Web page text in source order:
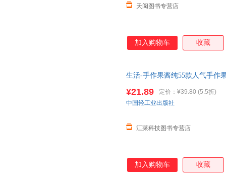
天阅图书专营店
加入购物车 收藏
生活-手作果酱纯55款人气手作
¥21.89 定价： ¥39.80 (5.5折)
江莱科技图书专营店
中国轻工业出版社
加入购物车 收藏